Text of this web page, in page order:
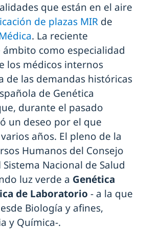
que están en el aire
de plazas MIR de
. La reciente
como especialidad
los médicos internos
de las demandas históricas
de Genética
durante el pasado
un deseo por el que
años. El pleno de la
Humanos del Consejo
Nacional de Salud
luz verde a Genética
de Laboratorio - a la que
Biología y afines,
y Química-.